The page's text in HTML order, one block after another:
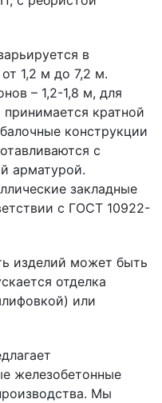
в
1,2 м до 7,2 м.
– 1,2-1,8 м, для
кратной
конструкции
с
арматурой.
закладные
с ГОСТ 10922-
изделий может быть
отделка
или
железобетонные
Мы